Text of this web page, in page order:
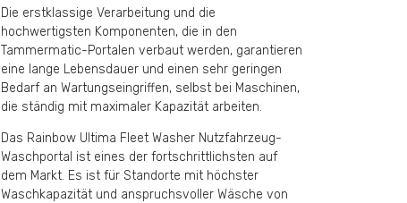
Die erstklassige Verarbeitung und die
hochwertigsten Komponenten, die in den
Tammermatic-Portalen verbaut werden, garantieren
eine lange Lebensdauer und einen sehr geringen
Bedarf an Wartungseingriffen, selbst bei Maschinen,
die ständig mit maximaler Kapazität arbeiten.
Das Rainbow Ultima Fleet Washer Nutzfahrzeug-
Waschportal ist eines der fortschrittlichsten auf
dem Markt. Es ist für Standorte mit höchster
Waschkapazität und anspruchsvoller Wäsche von